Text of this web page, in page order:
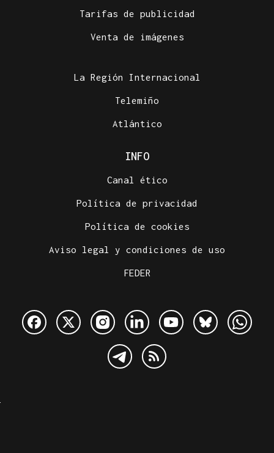
florecer el mito
Tarifas de publicidad
Venta de imágenes
La Región Internacional
Telemiño
Atlántico
INFO
Canal ético
Política de privacidad
Política de cookies
Aviso legal y condiciones de uso
FEDER